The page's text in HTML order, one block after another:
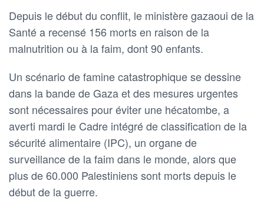
Depuis le début du conflit, le ministère gazaoui de la
Santé a recensé 156 morts en raison de la
malnutrition ou à la faim, dont 90 enfants.
Un scénario de famine catastrophique se dessine
dans la bande de Gaza et des mesures urgentes
sont nécessaires pour éviter une hécatombe, a
averti mardi le Cadre intégré de classification de la
sécurité alimentaire (IPC), un organe de
surveillance de la faim dans le monde, alors que
plus de 60.000 Palestiniens sont morts depuis le
début de la guerre.